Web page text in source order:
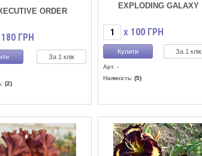
ORDER
180 ГРН
За 1 клік
(2)
EXPLODING GALAXY
X 100 ГРН
За 1 клік
Арт. -
Наявність:(5)